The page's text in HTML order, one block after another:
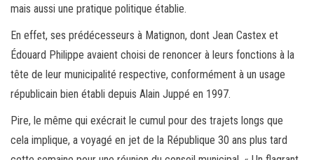
mais aussi une pratique politique établie.
En effet, ses prédécesseurs à Matignon, dont Jean Castex et
Édouard Philippe avaient choisi de renoncer à leurs fonctions à la
tête de leur municipalité respective, conformément à un usage
républicain bien établi depuis Alain Juppé en 1997.
Pire, le même qui exécrait le cumul pour des trajets longs que
cela implique, a voyagé en jet de la République 30 ans plus tard